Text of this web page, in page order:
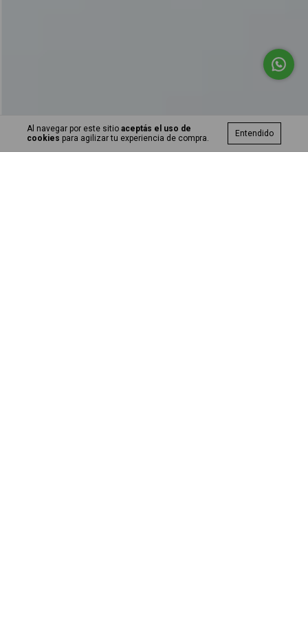
Al navegar por este sitio aceptás el uso de
cookies para agilizar tu experiencia de compra. Entendido